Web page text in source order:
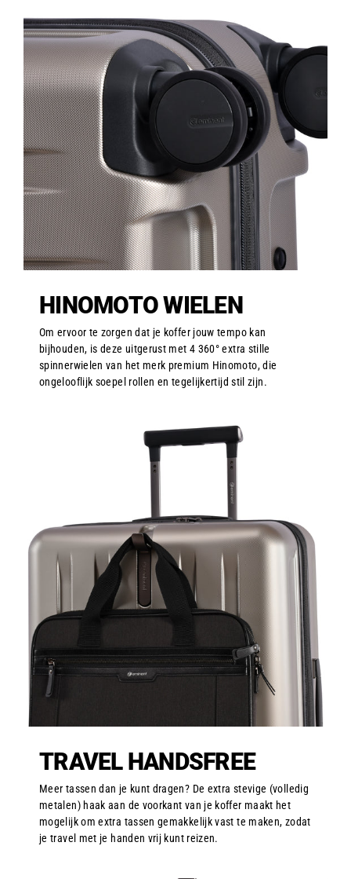
HINOMOTO WIELEN
Om ervoor te zorgen dat je koffer jouw tempo kan
bijhouden, is deze uitgerust met 4 360° extra stille
spinnerwielen van het merk premium Hinomoto, die
ongelooflijk soepel rollen en tegelijkertijd stil zijn.
TRAVEL HANDSFREE
Meer tassen dan je kunt dragen? De extra stevige (volledig
metalen) haak aan de voorkant van je koffer maakt het
mogelijk om extra tassen gemakkelijk vast te maken, zodat
je travel met je handen vrij kunt reizen.